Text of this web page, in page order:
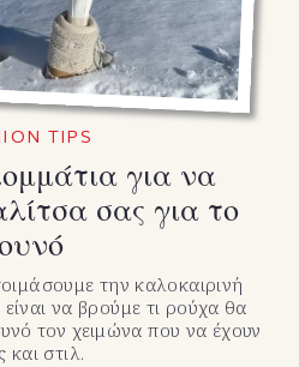
TIPS
για να
σας για το
την καλοκαιρινή
να βρούμε τι ρούχα θα
τον χειμώνα που να έχουν
και στιλ.